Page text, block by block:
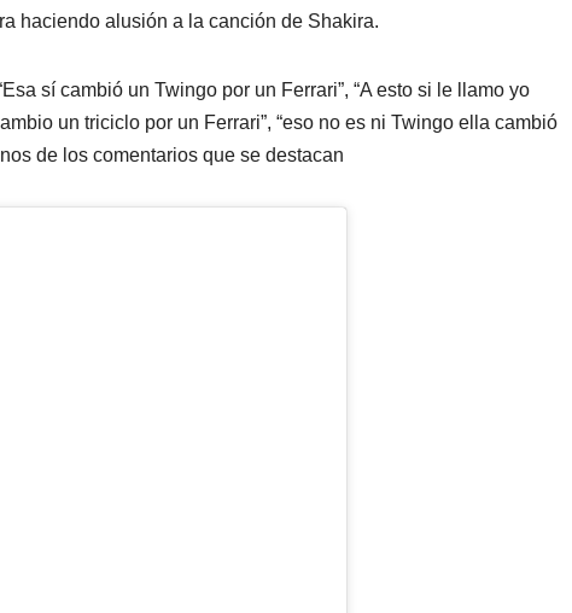
haciendo alusión a la canción de Shakira.
sí cambió un Twingo por un Ferrari”, “A esto si le llamo yo
un triciclo por un Ferrari”, “eso no es ni Twingo ella cambió
de los comentarios que se destacan